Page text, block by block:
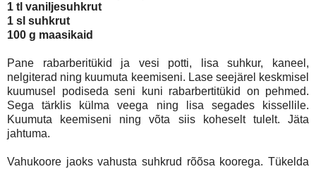
1 tl vaniljesuhkrut
1 sl suhkrut
100 g maasikaid
Pane rabarberitükid ja vesi potti, lisa suhkur, kaneel,
nelgiterad ning kuumuta keemiseni. Lase seejärel keskmisel
kuumusel podiseda seni kuni rabarbertitükid on pehmed.
Sega tärklis külma veega ning lisa segades kissellile.
Kuumuta keemiseni ning võta siis koheselt tulelt. Jäta
jahtuma.
Vahukoore jaoks vahusta suhkrud rõõsa koorega. Tükelda